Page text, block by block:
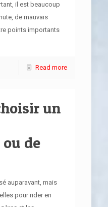
il est beaucoup
de mauvais
points importants
Read more
un
de
auparavant, mais
pour rider en